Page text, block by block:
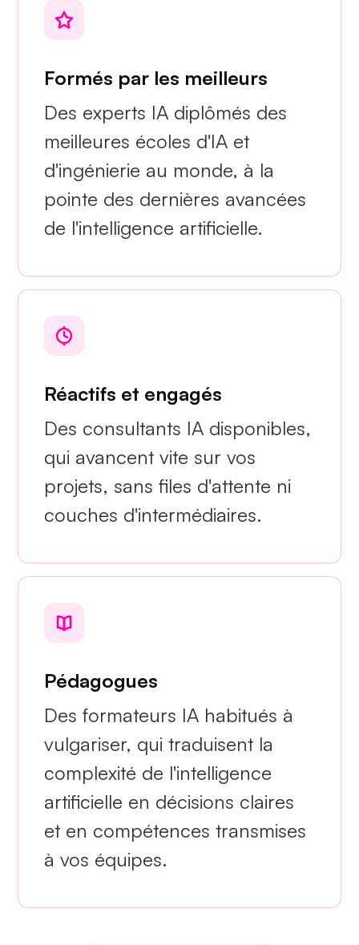
Formés par les meilleurs
Des experts IA diplômés des
meilleures écoles d'IA et
d'ingénierie au monde, à la
pointe des dernières avancées
de l'intelligence artificielle.
Réactifs et engagés
Des consultants IA disponibles,
qui avancent vite sur vos
projets, sans files d'attente ni
couches d'intermédiaires.
Pédagogues
Des formateurs IA habitués à
vulgariser, qui traduisent la
complexité de l'intelligence
artificielle en décisions claires
et en compétences transmises
à vos équipes.